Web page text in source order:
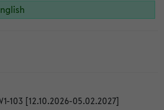
103 [12.10.2026-05.02.2027]